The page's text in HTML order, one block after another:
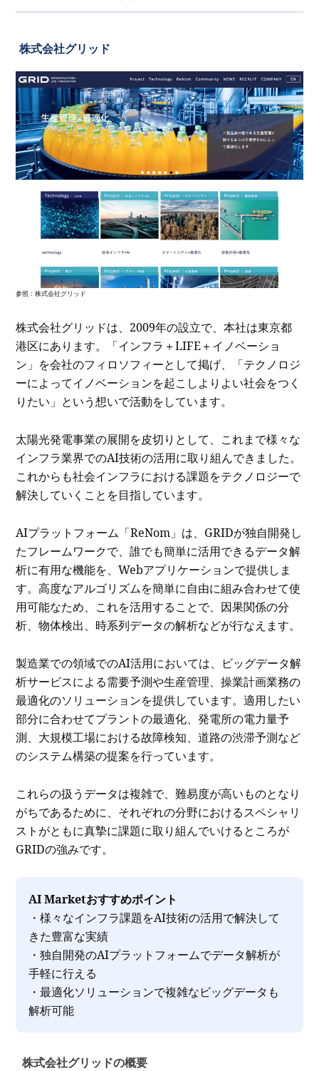
株式会社グリッド
参照：株式会社グリッド
株式会社グリッドは、2009年の設立で、本社は東京都
港区にあります。「インフラ＋LIFE＋イノベーショ
ン」を会社のフィロソフィーとして掲げ、「テクノロジ
ーによってイノベーションを起こしよりよい社会をつく
りたい」という想いで活動をしています。
太陽光発電事業の展開を皮切りとして、これまで様々な
インフラ業界でのAI技術の活用に取り組んできました。
これからも社会インフラにおける課題をテクノロジーで
解決していくことを目指しています。
AIプラットフォーム「ReNom」は、GRIDが独自開発し
たフレームワークで、誰でも簡単に活用できるデータ解
析に有用な機能を、Webアプリケーションで提供しま
す。高度なアルゴリズムを簡単に自由に組み合わせて使
用可能なため、これを活用することで、因果関係の分
析、物体検出、時系列データの解析などが行なえます。
製造業での領域でのAI活用においては、ビッグデータ解
析サービスによる需要予測や生産管理、操業計画業務の
最適化のソリューションを提供しています。適用したい
部分に合わせてプラントの最適化、発電所の電力量予
測、大規模工場における故障検知、道路の渋滞予測など
のシステム構築の提案を行っています。
これらの扱うデータは複雑で、難易度が高いものとなり
がちであるために、それぞれの分野におけるスペシャリ
ストがともに真摯に課題に取り組んでいけるところが
GRIDの強みです。
AI Marketおすすめポイント
・様々なインフラ課題をAI技術の活用で解決して
きた豊富な実績
・独自開発のAIプラットフォームでデータ解析が
手軽に行える
・最適化ソリューションで複雑なビッグデータも
解析可能
株式会社グリッドの概要